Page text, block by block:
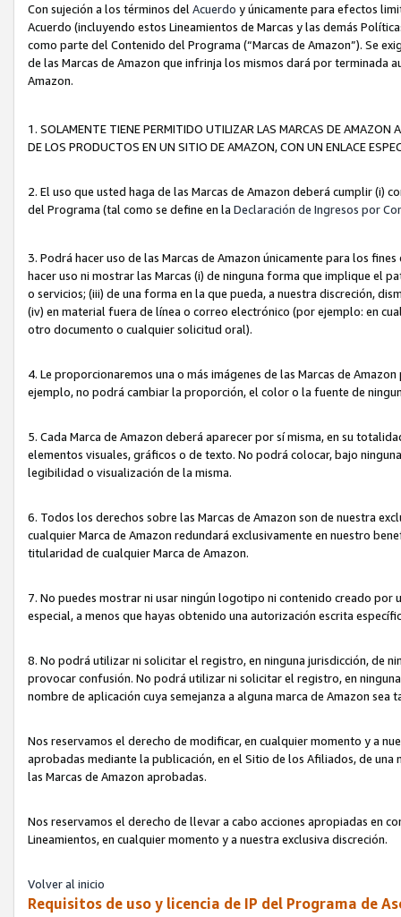
Con sujeción a los términos del Acuerdo y únicamente para efectos
Acuerdo (incluyendo estos Lineamientos de Marcas y las demás
como parte del Contenido del Programa (“Marcas de Amazon”). Se
de las Marcas de Amazon que infrinja los mismos dará por terminada
Amazon.
1. SOLAMENTE TIENE PERMITIDO UTILIZAR LAS MARCAS DE
DE LOS PRODUCTOS EN UN SITIO DE AMAZON, CON UN ENLACE
2. El uso que usted haga de las Marcas de Amazon deberá cumplir (i)
del Programa (tal como se define en la Declaración de Ingresos por
3. Podrá hacer uso de las Marcas de Amazon únicamente para los
hacer uso ni mostrar las Marcas (i) de ninguna forma que implique el
o servicios; (iii) de una forma en la que pueda, a nuestra discreción,
(iv) en material fuera de línea o correo electrónico (por ejemplo: en
otro documento o cualquier solicitud oral).
4. Le proporcionaremos una o más imágenes de las Marcas de
ejemplo, no podrá cambiar la proporción, el color o la fuente de
5. Cada Marca de Amazon deberá aparecer por sí misma, en su
elementos visuales, gráficos o de texto. No podrá colocar, bajo
legibilidad o visualización de la misma.
6. Todos los derechos sobre las Marcas de Amazon son de nuestra
cualquier Marca de Amazon redundará exclusivamente en nuestro
titularidad de cualquier Marca de Amazon.
7. No puedes mostrar ni usar ningún logotipo ni contenido creado por
especial, a menos que hayas obtenido una autorización escrita
8. No podrá utilizar ni solicitar el registro, en ninguna jurisdicción, de
provocar confusión. No podrá utilizar ni solicitar el registro, en
nombre de aplicación cuya semejanza a alguna marca de Amazon
Nos reservamos el derecho de modificar, en cualquier momento y a
aprobadas mediante la publicación, en el Sitio de los Afiliados, de
las Marcas de Amazon aprobadas.
Nos reservamos el derecho de llevar a cabo acciones apropiadas en
Lineamientos, en cualquier momento y a nuestra exclusiva discreción.
Volver al inicio
Requisitos de uso y licencia de IP del Programa de